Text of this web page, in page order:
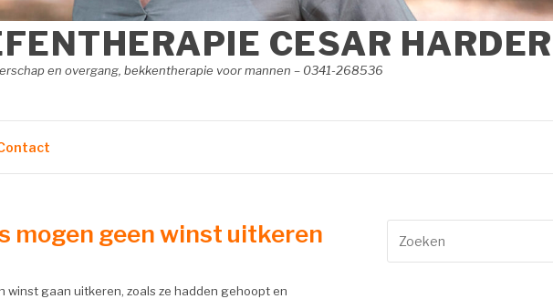
CESAR
en overgang, bekkentherapie voor mannen – 0341-268536
mogen geen winst uitkeren
gaan uitkeren, zoals ze hadden gehoopt en
naar: